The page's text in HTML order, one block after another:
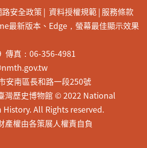
安全政策 資料授權規範 服務條款
最新版本、Edge，螢幕最佳顯示效果
傳真：06-356-4981
安南區長和路一段250號
灣歷史博物館 © 2022 National
All Rights reserved.
產權由各策展人權責自負